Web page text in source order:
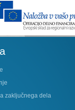
zaključnega dela